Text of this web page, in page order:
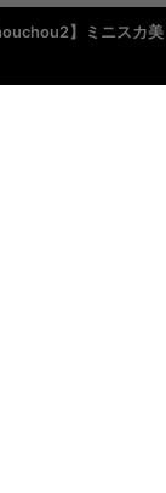
】ミニスカ美